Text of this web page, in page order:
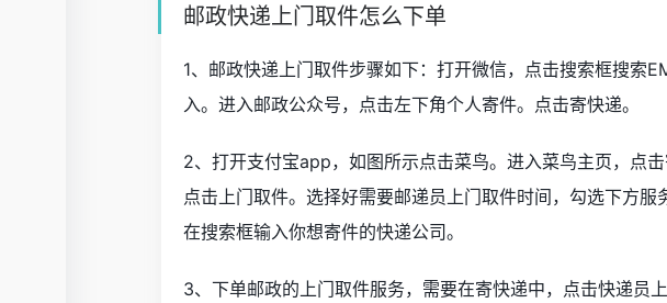
邮政快递上门取件怎么下单
1、邮政快递上门取件步骤如下：打开微信，点击搜索框搜索
入。进入邮政公众号，点击左下角个人寄件。点击寄快递。
2、打开支付宝app，如图所示点击菜鸟。进入菜鸟主页，点
点击上门取件。选择好需要邮递员上门取件时间，勾选下方服
在搜索框输入你想寄件的快递公司。
3、下单邮政的上门取件服务，需要在寄快递中，点击快递员